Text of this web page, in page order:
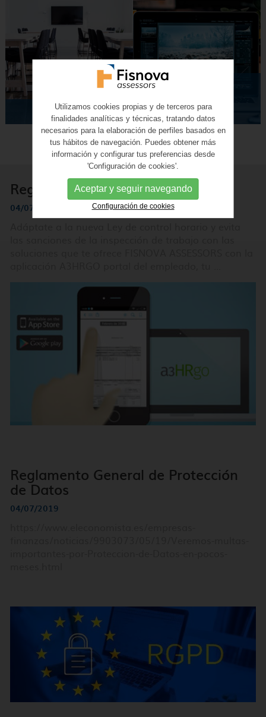
ESTRANJERÍA
TECNOLÓGIVO
Noticias y Consejos
Registro Horario
04/07/2019
Reglamento General de Protección
de Datos
04/07/2019
Utilizamos cookies propias y de terceros para
finalidades analíticas y técnicas, tratando datos
necesarios para la elaboración de perfiles basados en
tus hábitos de navegación. Puedes obtener más
información y configurar tus preferencias desde
'Configuración de cookies'.
Aceptar y seguir navegando
Configuración de cookies